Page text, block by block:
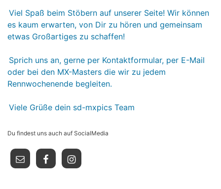
Viel Spaß beim Stöbern auf unserer Seite! Wir können
es kaum erwarten, von Dir zu hören und gemeinsam
etwas Großartiges zu schaffen!
Sprich uns an, gerne per Kontaktformular, per E-Mail
oder bei den MX-Masters die wir zu jedem
Rennwochenende begleiten.
Viele Grüße dein sd-mxpics Team
Du findest uns auch auf SocialMedia